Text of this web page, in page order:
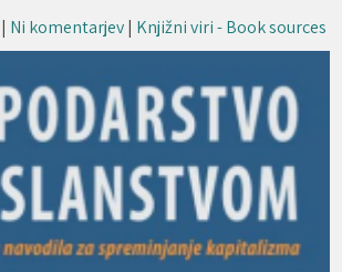
| Ni komentarjev| Knjižni viri - Book sources